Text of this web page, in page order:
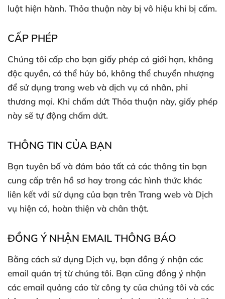
luật hiện hành. Thỏa thuận này bị vô hiệu khi bị cấm.
CẤP PHÉP
Chúng tôi cấp cho bạn giấy phép có giới hạn, không
độc quyền, có thể hủy bỏ, không thể chuyển nhượng
để sử dụng trang web và dịch vụ cá nhân, phi
thương mại. Khi chấm dứt Thỏa thuận này, giấy phép
này sẽ tự động chấm dứt.
THÔNG TIN CỦA BẠN
Bạn tuyên bố và đảm bảo tất cả các thông tin bạn
cung cấp trên hồ sơ hay trong các hình thức khác
liên kết với sử dụng của bạn trên Trang web và Dịch
vụ hiện có, hoàn thiện và chân thật.
ĐỒNG Ý NHẬN EMAIL THÔNG BÁO
Bằng cách sử dụng Dịch vụ, bạn đồng ý nhận các
email quản trị từ chúng tôi. Bạn cũng đồng ý nhận
các email quảng cáo từ công ty của chúng tôi và các